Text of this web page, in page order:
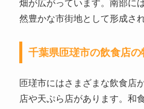
畑が広がっています。南部に
然豊かな市街地として形成さ
千葉県匝瑳市の飲食店の
匝瑳市にはさまざまな飲食店
店や天ぷら店があります。和